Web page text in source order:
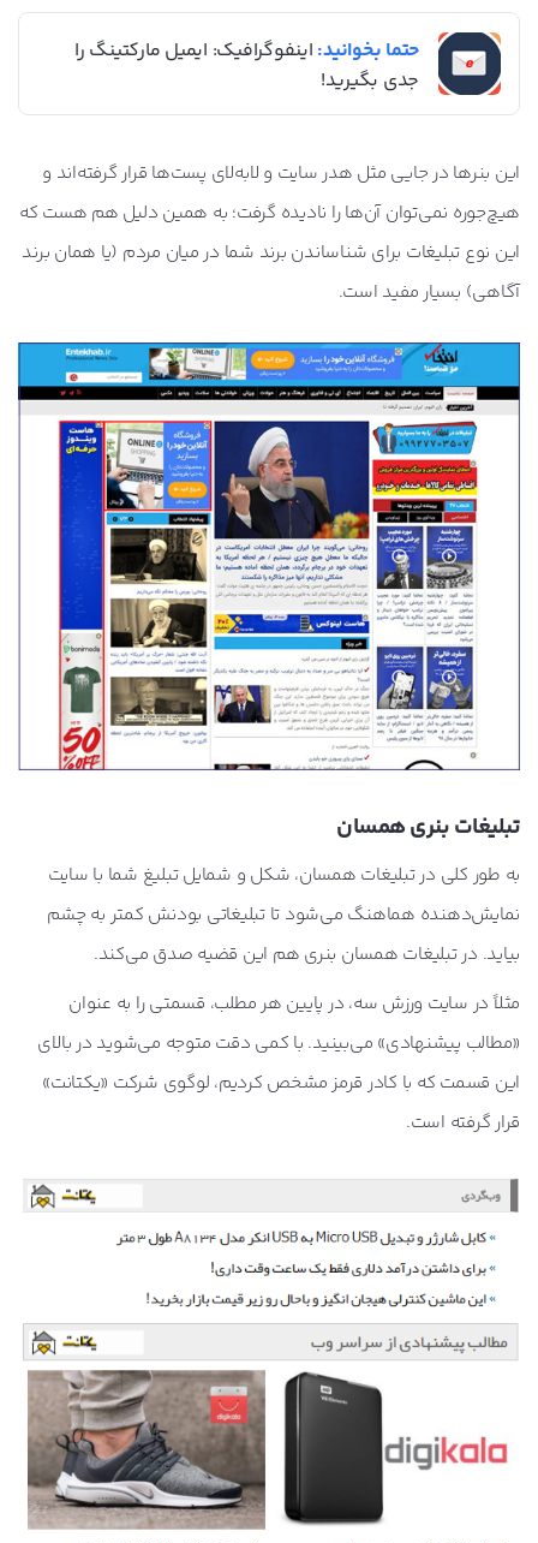
حتما بخوانید: اینفوگرافیک: ایمیل مارکتینگ را
جدی بگیرید!
این بنرها در جایی مثل هدر سایت و لابه‌لای پست‌‌‌ها قرار گرفته‌اند و
هیچ‌جوره نمی‌توان آن‌ها را نادیده گرفت؛ به همین دلیل هم هست که
این نوع تبلیغات برای شناساندن برند شما در میان مردم (یا همان برند
آگاهی) بسیار مفید است.
تبلیغات بنری همسان
به طور کلی در تبلیغات همسان، شکل و شمایل تبلیغ شما با سایت
نمایش‌دهنده هماهنگ می‌شود تا تبلیغاتی بودنش کمتر به چشم
بیاید. در تبلیغات همسان بنری هم این قضیه صدق می‌کند.
مثلاً در سایت ورزش سه، در پایین هر مطلب، قسمتی را به عنوان
«مطالب پیشنهادی» می‌بینید. با کمی دقت متوجه می‌شوید در بالای
این قسمت که با کادر قرمز مشخص کردیم، لوگوی شرکت «یکتانت»
قرار گرفته است.